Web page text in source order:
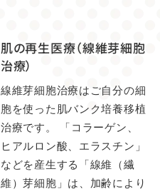
肌の再生医療（線維芽細胞
治療）
線維芽細胞治療はご自分の細
胞を使った肌バンク培養移植
治療です。 「コラーゲン、
ヒアルロン酸、エラスチン」
などを産生する「線維（繊
維）芽細胞」は、加齢により